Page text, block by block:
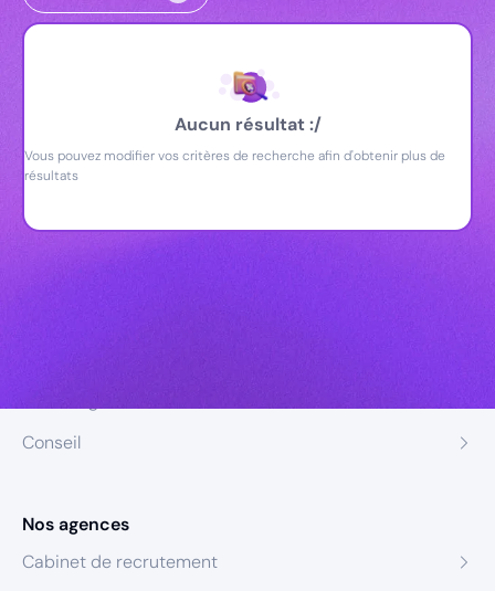
Aucun résultat :/
Vous pouvez modifier vos critères de recherche afin d'obtenir plus de
résultats
Conseil
Nos agences
Cabinet de recrutement